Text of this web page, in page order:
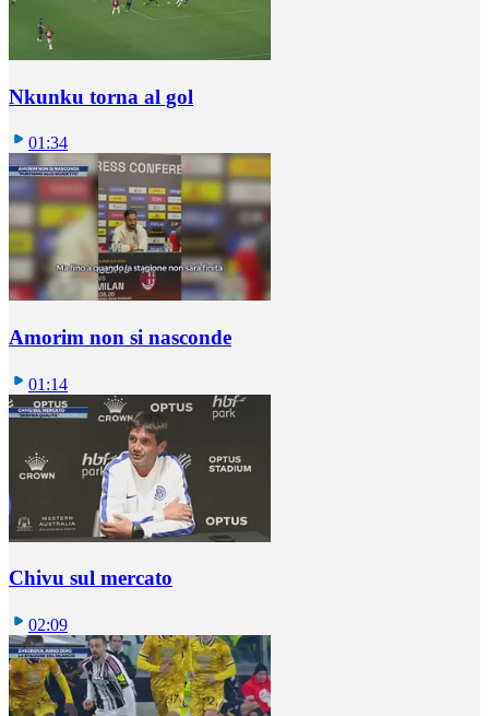
Nkunku torna al gol
01:34
Amorim non si nasconde
01:14
Chivu sul mercato
02:09